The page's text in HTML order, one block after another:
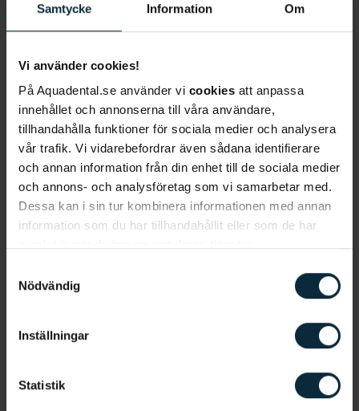
Samtycke Information Om
Vi använder cookies!
På Aquadental.se använder vi cookies att anpassa
innehållet och annonserna till våra användare,
tillhandahålla funktioner för sociala medier och analysera
vår trafik. Vi vidarebefordrar även sådana identifierare
och annan information från din enhet till de sociala medier
och annons- och analysföretag som vi samarbetar med.
Dessa kan i sin tur kombinera informationen med annan
information som du har tillhandahållit eller som de har
Nödvändig
Inställningar
Statistik
Vill du få hjälp av någon särskild klinik?
Jag samtycker till att Aqua Dental får göra
utskick till mig för deras tjänster och
produkter.*
Jag godkänner, genom att klicka nedan, att ni
sparar och hanterar mina personuppgifter i
enlighet medAqua Dentals integritetsmeddelande
undvika